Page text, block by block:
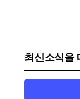
최신소식을